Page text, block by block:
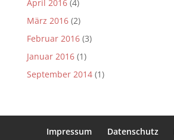
April 2016(4)
März 2016(2)
Februar 2016(3)
Januar 2016(1)
September 2014(1)
Impressum Datenschutz